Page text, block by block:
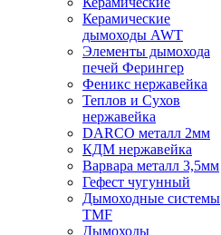
Керамические
дымоходы AWT
Элементы дымохода
печей Ферингер
Феникс нержавейка
Теплов и Сухов
нержавейка
DARCO металл 2мм
КДМ нержавейка
Варвара металл 3,5мм
Гефест чугунный
Дымоходные системы
TMF
Дымоходы